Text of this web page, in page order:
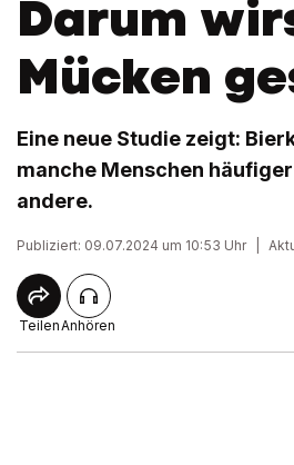
Darum
Mücken
Eine neue Studie zeigt:
manche Menschen
andere.
Publiziert: 09.07.2024 um 10:53 Uhr
TeilenAnhören